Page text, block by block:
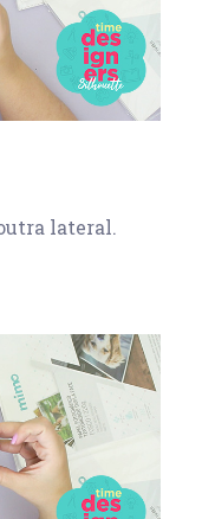
lateral.